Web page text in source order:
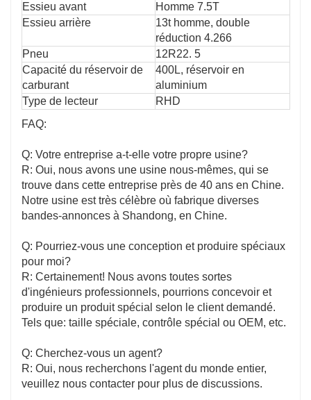
Essieu avant
Homme 7.5T
Essieu arrière
13t homme, double
réduction 4.266
Pneu
12R22. 5
Capacité du réservoir de
carburant
400L, réservoir en
aluminium
Type de lecteur
RHD
FAQ:
Q: Votre entreprise a-t-elle votre propre usine?
R: Oui, nous avons une usine nous-mêmes, qui se
trouve dans cette entreprise près de 40 ans en Chine.
Notre usine est très célèbre où fabrique diverses
bandes-annonces à Shandong, en Chine.
Q: Pourriez-vous une conception et produire spéciaux
pour moi?
R: Certainement! Nous avons toutes sortes
d'ingénieurs professionnels, pourrions concevoir et
produire un produit spécial selon le client demandé.
Tels que: taille spéciale, contrôle spécial ou OEM, etc.
Q: Cherchez-vous un agent?
R: Oui, nous recherchons l'agent du monde entier,
veuillez nous contacter pour plus de discussions.